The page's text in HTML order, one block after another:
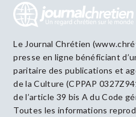
Le Journal Chrétien
presse en ligne bénéficiant
paritaire des publications et
de la Culture (CPPAP
de l’article 39 bis A du Code
Toutes les informations